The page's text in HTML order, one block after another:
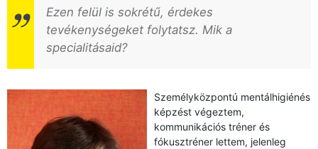
Ezen felül is sokrétű, érdekes
tevékenységeket folytatsz. Mik a
specialitásaid?
Személyközpontú mentálhigiénés
képzést végeztem,
kommunikációs tréner és
fókusztréner lettem, jelenleg